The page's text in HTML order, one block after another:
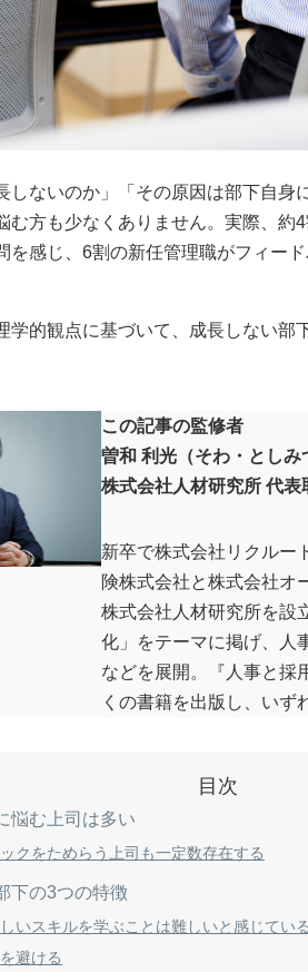
しないのか」「その原因は部下自身
む方も少なくありません。実際、約
を感じ、6割の新任管理職がフィー
学的観点に基づいて、成長しない部
この記事の監修者
曽和 利光（そわ・としみ
株式会社人材研究所 代表
新卒で株式会社リクルー
険株式会社と株式会社オ
株式会社人材研究所を設
化」をテーマに掲げ、人
などを展開。『人事と採
くの書籍を出版し、いず
目次
悩む上司は多い
クをためらう上司も一定数存在する
下の3つの特徴
いスキルを学ぶことは難しいと感じている
避ける